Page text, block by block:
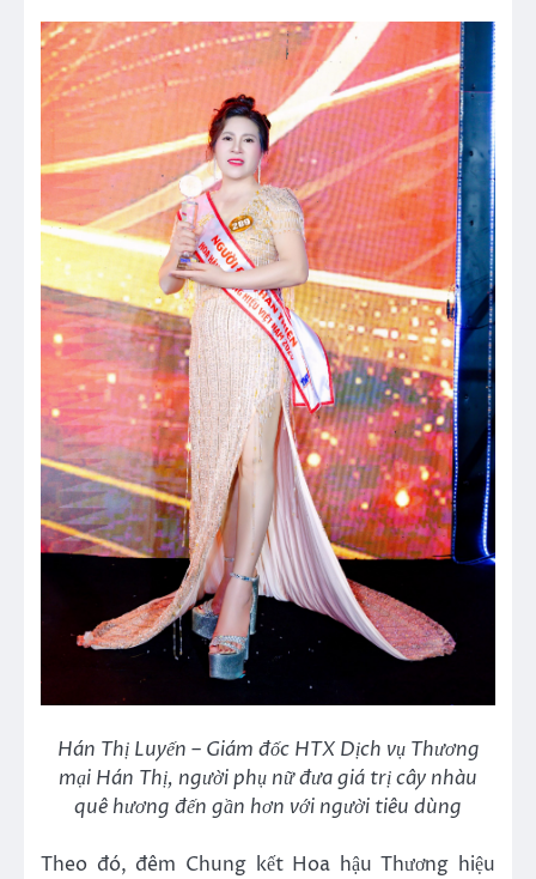
Hán Thị Luyến – Giám đốc HTX Dịch vụ Thương
mại Hán Thị, người phụ nữ đưa giá trị cây nhàu
quê hương đến gần hơn với người tiêu dùng
Theo đó, đêm Chung kết Hoa hậu Thương hiệu